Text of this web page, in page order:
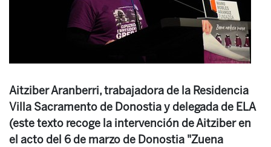
Aitziber Aranberri, trabajadora de la Residencia
Villa Sacramento de Donostia y delegada de ELA
(este texto recoge la intervención de Aitziber en
el acto del 6 de marzo de Donostia "Zuena